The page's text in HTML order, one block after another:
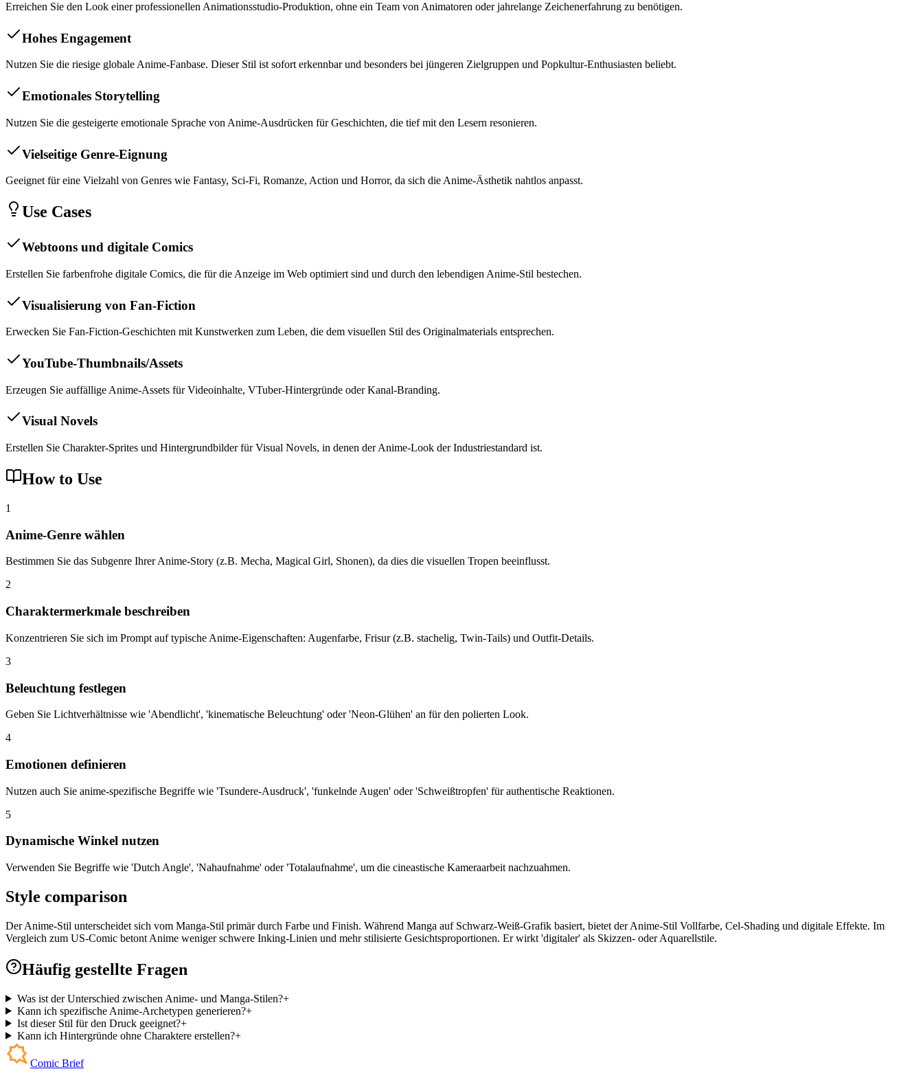
Erreichen Sie den Look einer professionellen Animationsstudio-Produktion, ohne ein Team von Animatoren oder jahrelange Zeichenerfahrung zu benötigen.
Hohes Engagement
Nutzen Sie die riesige globale Anime-Fanbase. Dieser Stil ist sofort erkennbar und besonders bei jüngeren Zielgruppen und Popkultur-Enthusiasten beliebt.
Emotionales Storytelling
Nutzen Sie die gesteigerte emotionale Sprache von Anime-Ausdrücken für Geschichten, die tief mit den Lesern resonieren.
Vielseitige Genre-Eignung
Geeignet für eine Vielzahl von Genres wie Fantasy, Sci-Fi, Romanze, Action und Horror, da sich die Anime-Ästhetik nahtlos anpasst.
Use Cases
Webtoons und digitale Comics
Erstellen Sie farbenfrohe digitale Comics, die für die Anzeige im Web optimiert sind und durch den lebendigen Anime-Stil bestechen.
Visualisierung von Fan-Fiction
Erwecken Sie Fan-Fiction-Geschichten mit Kunstwerken zum Leben, die dem visuellen Stil des Originalmaterials entsprechen.
YouTube-Thumbnails/Assets
Erzeugen Sie auffällige Anime-Assets für Videoinhalte, VTuber-Hintergründe oder Kanal-Branding.
Visual Novels
Erstellen Sie Charakter-Sprites und Hintergrundbilder für Visual Novels, in denen der Anime-Look der Industriestandard ist.
How to Use
1
Anime-Genre wählen
Bestimmen Sie das Subgenre Ihrer Anime-Story (z.B. Mecha, Magical Girl, Shonen), da dies die visuellen Tropen beeinflusst.
2
Charaktermerkmale beschreiben
Konzentrieren Sie sich im Prompt auf typische Anime-Eigenschaften: Augenfarbe, Frisur (z.B. stachelig, Twin-Tails) und Outfit-Details.
3
Beleuchtung festlegen
Geben Sie Lichtverhältnisse wie 'Abendlicht', 'kinematische Beleuchtung' oder 'Neon-Glühen' an für den polierten Look.
4
Emotionen definieren
Nutzen auch Sie anime-spezifische Begriffe wie 'Tsundere-Ausdruck', 'funkelnde Augen' oder 'Schweißtropfen' für authentische Reaktionen.
5
Dynamische Winkel nutzen
Verwenden Sie Begriffe wie 'Dutch Angle', 'Nahaufnahme' oder 'Totalaufnahme', um die cineastische Kameraarbeit nachzuahmen.
Style comparison
Der Anime-Stil unterscheidet sich vom Manga-Stil primär durch Farbe und Finish. Während Manga auf Schwarz-Weiß-Grafik basiert, bietet der Anime-Stil Vollfarbe, Cel-Shading und digitale Effekte. Im
Vergleich zum US-Comic betont Anime weniger schwere Inking-Linien und mehr stilisierte Gesichtsproportionen. Er wirkt 'digitaler' als Skizzen- oder Aquarellstile.
Häufig gestellte Fragen
Was ist der Unterschied zwischen Anime- und Manga-Stilen?+
Kann ich spezifische Anime-Archetypen generieren?+
Ist dieser Stil für den Druck geeignet?+
Kann ich Hintergründe ohne Charaktere erstellen?+
Comic Brief